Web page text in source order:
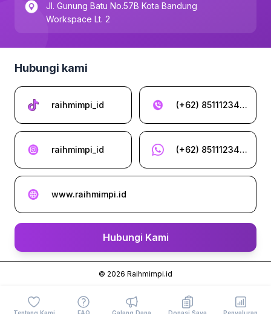
Jl. Gunung Batu No.57B Kota Bandung
Workspace Lt. 2
Hubungi kami
raihmimpi_id (+62) 85111234962
raihmimpi_id (+62) 85111234962
www.raihmimpi.id
Hubungi Kami
© 2026 Raihmimpi.id